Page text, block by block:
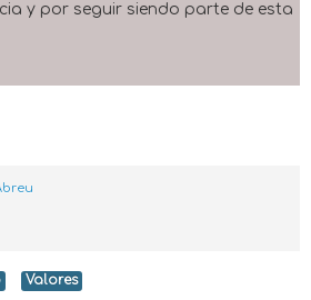
y por seguir siendo parte de esta
Valores